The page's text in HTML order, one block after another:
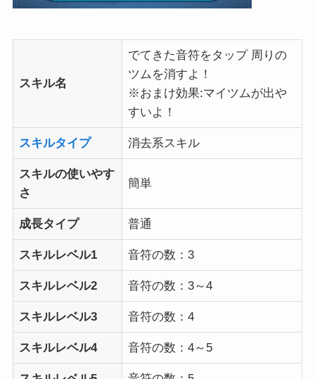
スキル名
でてきた音符をタップ 周りの
ツムを消すよ！
※おまけ効果:マイツムが出や
すいよ！
スキルタイプ 消去系スキル
スキルの使いやす
さ
簡単
成長タイプ 普通
スキルレベル1 音符の数：3
スキルレベル2 音符の数：3～4
スキルレベル3 音符の数：4
スキルレベル4 音符の数：4～5